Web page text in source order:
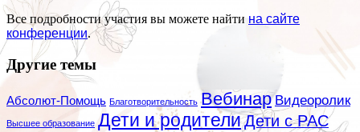
Все подробности участия вы можете найти на сайте
конференции.
Другие темы
Абсолют-Помощь Благотворительность Вебинар Видеоролик
Высшее образование Дети и родителиДети с РАС